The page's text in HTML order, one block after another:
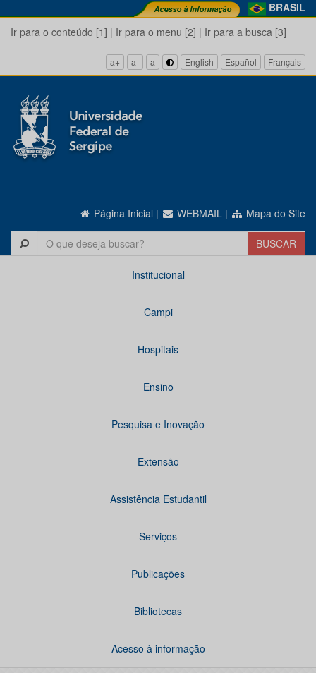
BRASIL
Ir para o conteúdo [1] | Ir para o menu [2] | Ir para a busca [3]
a+ a- a English Español Français
Página Inicial | WEBMAIL | Mapa do Site
Institucional
Campi
Hospitais
Ensino
Pesquisa e Inovação
Extensão
Assistência Estudantil
Serviços
Publicações
Bibliotecas
Acesso à informação